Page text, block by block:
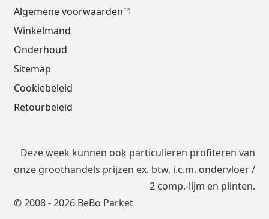
Algemene voorwaarden
Winkelmand
Onderhoud
Sitemap
Cookiebeleid
Retourbeleid
© 2008 - 2026 BeBo Parket
Deze week kunnen ook particulieren profiteren van
onze groothandels prijzen ex. btw, i.c.m. ondervloer/
2 comp.-lijm en plinten.